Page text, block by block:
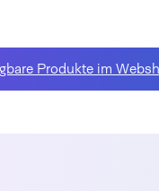
Produkte im